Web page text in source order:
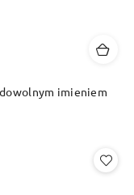
imieniem